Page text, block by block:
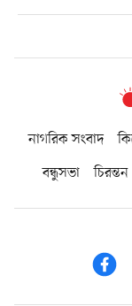
নাগরিক সংবাদ
বন্ধুসভা